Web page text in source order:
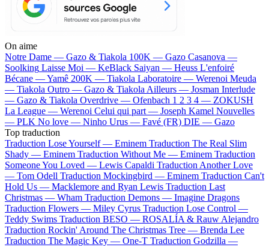
On aime
Notre Dame — Gazo & Tiakola 100K — Gazo Casanova —
Soolking Laisse Moi — KeBlack Saiyan — Heuss L'enfoiré
Bécane —Yamê 200K — Tiakola Laboratoire — Werenoi Meuda
— Tiakola Outro — Gazo & Tiakola Ailleurs — Josman Interlude
— Gazo & Tiakola Overdrive — Ofenbach 1 2 3 4 — ZOKUSH
La League — Werenoi Celui qui part — Joseph Kamel Nouvelles
— PLK No love — Ninho Urus — Favé (FR) DIE — Gazo
Top traduction
Traduction Lose Yourself — Eminem Traduction The Real Slim
Shady — Eminem Traduction Without Me — Eminem Traduction
Someone You Loved — Lewis Capaldi Traduction Another Love
— Tom Odell Traduction Mockingbird — Eminem Traduction Can't
Hold Us — Macklemore and Ryan Lewis Traduction Last
Christmas — Wham Traduction Demons — Imagine Dragons
Traduction Flowers — Miley Cyrus Traduction Lose Control —
Teddy Swims Traduction BESO — ROSALÍA & Rauw Alejandro
Traduction Rockin' Around The Christmas Tree — Brenda Lee
Traduction The Magic Key — One-T Traduction Godzilla —